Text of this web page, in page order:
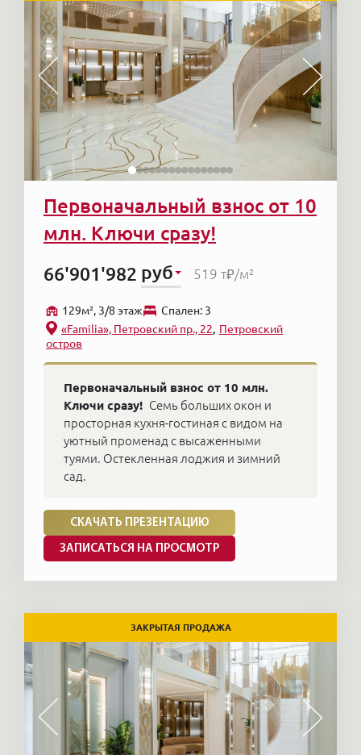
Первоначальный взнос от 10
млн. Ключи сразу!
66'901'982 руб 519 т₽/м²
129м², 3/8 этаж
Cпален: 3
«Familia», Петровский пр., 22
Петровский
остров
Первоначальный взнос от 10 млн.
Ключи сразу! Семь больших окон и
просторная кухня-гостиная с видом на
уютный променад с высаженными
туями. Остекленная лоджия и зимний
сад.
СКАЧАТЬ ПРЕЗЕНТАЦИЮ
ЗАПИСАТЬСЯ НА ПРОСМОТР
ЗАКРЫТАЯ ПРОДАЖА